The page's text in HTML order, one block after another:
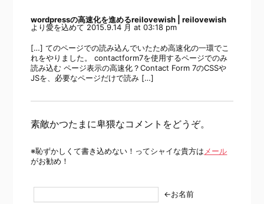
wordpressの高速化を進めるreilovewish | reilovewish
より愛を込めて 2015.9.14 月 at 03:18 pm
[…] てのページでの読み込んでいたため高速化の一環でこ
れをやりました。 contactform7を使用するページでのみ
読み込む ページ表示の高速化？Contact Form 7のCSSや
JSを、必要なページだけで読み […]
素敵かつたまに卑猥なコメントをどうぞ。
※恥ずかしくて書き込めない！ってシャイな貴方は メール
がお勧め！
←お名前